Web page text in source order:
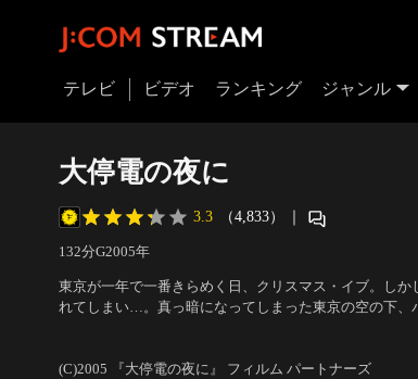
テレビ ビデオ ランキング ジャンル
大停電の夜に
3.3 （4,833） ｜
132分G2005年
東京が一年で一番きらめく日、クリスマス・イブ。し
れてしまい…。真っ暗になってしまった東京の空の下、
(C)2005 『大停電の夜に』 フィルム パートナーズ